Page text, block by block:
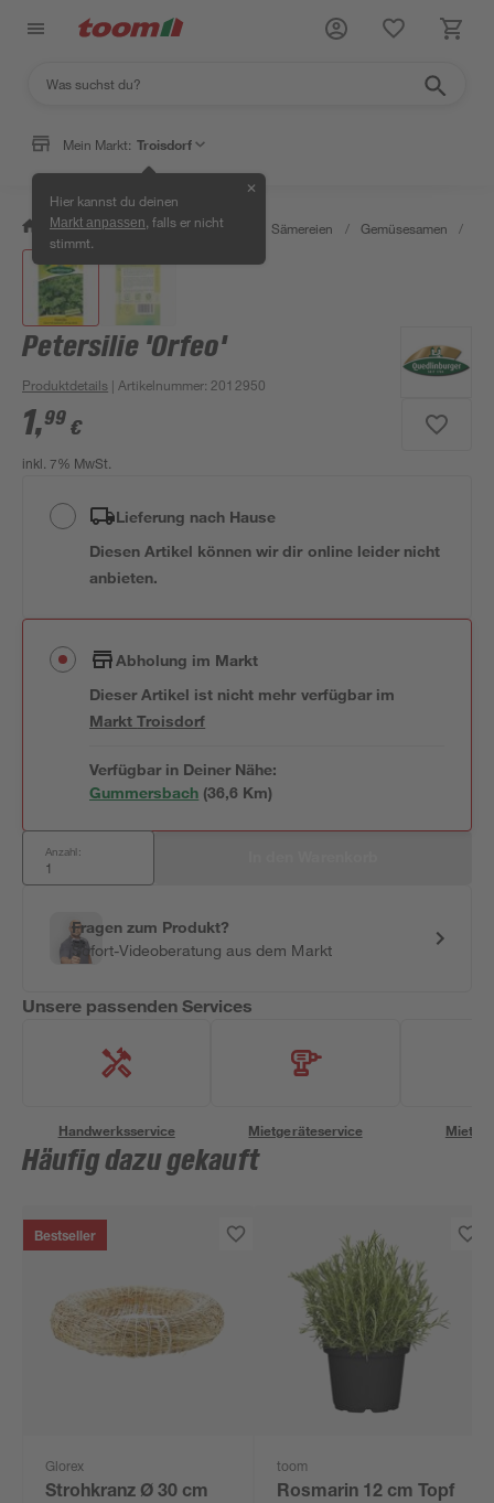
Mein Markt: Troisdorf
Hier kannst du deinen
Markt anpassen , falls er nicht
stimmt.
✕
/ Garten & Freizeit / Pflanzen Sämereien / Gemüsesamen /
Petersilie 'Orfeo'
Produktdetails | Artikelnummer: 2012950
1,99 €
inkl. 7% MwSt.
Lieferung nach Hause
Diesen Artikel können wir dir online leider nicht
anbieten.
Abholung im Markt
Dieser Artikel ist nicht mehr verfügbar im
MarktTroisdorf
Verfügbar in Deiner Nähe:
Gummersbach (36,6 Km)
Anzahl:
Fragen zum Produkt?
Sofort-Videoberatung aus dem Markt
Unsere passenden Services
Handwerksservice Mietgeräteservice
Häufig dazu gekauft
Bestseller
Glorex
Strohkranz Ø 30 cm
toom
Rosmarin 12 cm Topf